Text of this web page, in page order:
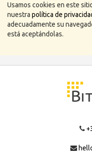
Usamos cookies en este
nuestra política de
adecuadamente su
está aceptándolas.